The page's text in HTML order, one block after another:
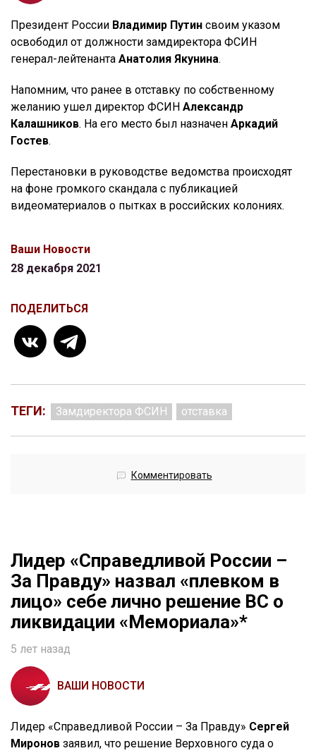
Президент России Владимир Путин своим указом
освободил от должности замдиректора ФСИН
генерал-лейтенанта Анатолия Якунина.
Напомним, что ранее в отставку по собственному
желанию ушел директор ФСИН Александр
Калашников. На его место был назначен Аркадий
Гостев.
Перестановки в руководстве ведомства происходят
на фоне громкого скандала с публикацией
видеоматериалов о пытках в российских колониях.
Ваши Новости
28 декабря 2021
ПОДЕЛИТЬСЯ
ТЕГИ: Замдиректора ФСИН отставка
Комментировать
Лидер «Справедливой России –
За Правду» назвал «плевком в
лицо» себе лично решение ВС о
ликвидации «Мемориала»*
5 лет назад
ВАШИ НОВОСТИ
Лидер «Справедливой России – За Правду» Сергей
Миронов заявил, что решение Верховного суда о